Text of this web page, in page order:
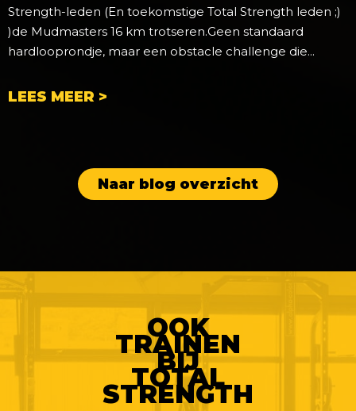
Strength-leden (En toekomstige Total Strength leden ;)
)de Mudmasters 16 km trotseren.Geen standaard
hardlooprondje, maar een obstacle challenge die...
LEES MEER >
Naar blog overzicht
OOK
TRAINEN
BIJ
TOTAL
STRENGTH